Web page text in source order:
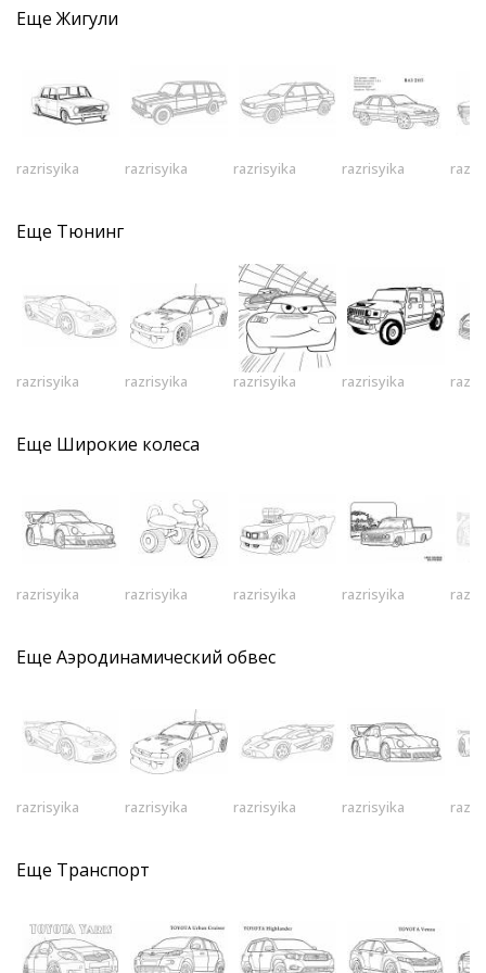
Еще Жигули
razrisyika razrisyika razrisyika razrisyika
Еще Тюнинг
razrisyika razrisyika razrisyika razrisyika
Еще Широкие колеса
razrisyika razrisyika razrisyika razrisyika
Еще Аэродинамический обвес
razrisyika razrisyika razrisyika razrisyika
Еще Транспорт